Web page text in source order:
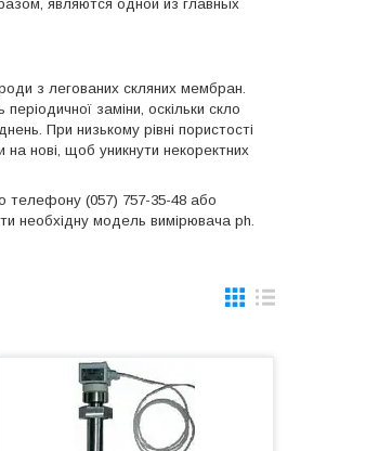
являются одной из главных
з легованих скляних мембран.
заміни, оскільки скло
При низькому рівні пористості
нові, щоб уникнути некоректних
телефону (057) 757-35-48 або
необхідну модель вимірювача ph